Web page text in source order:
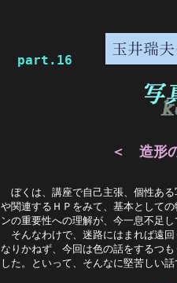
part.16
＜ 造形
ぼくは、講座で自己主張、個性あ
や関連するＨＰをみて、基本として
ンの重要性への理解が、今一息不
そんなわけで、迷路にはまれば遠
なりかねず、今回は色の話をするつ
した。といって、そんなに堅苦しい